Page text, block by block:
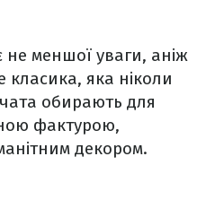
не меншої уваги, аніж
яка ніколи
обирають для
фактурою,
декором.